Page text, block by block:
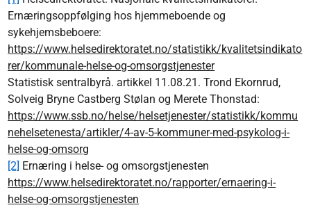
Ernæringsoppfølging hos hjemmeboende og
sykehjemsbeboere:
https://www.helsedirektoratet.no/statistikk/kvalitetsindikato
rer/kommunale-helse-og-omsorgstjenester
Statistisk sentralbyrå. artikkel 11.08.21. Trond Ekornrud,
Solveig Bryne Castberg Stølan og Merete Thonstad:
https://www.ssb.no/helse/helsetjenester/statistikk/kommu
nehelsetenesta/artikler/4-av-5-kommuner-med-psykolog-i-
helse-og-omsorg
[2] Ernæring i helse- og omsorgstjenesten
https://www.helsedirektoratet.no/rapporter/ernaering-i-
helse-og-omsorgstjenesten